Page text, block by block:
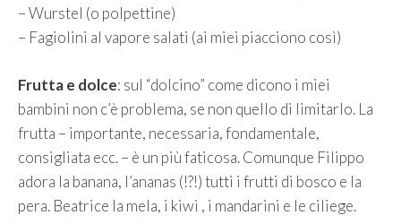
– Wurstel (o polpettine)
– Fagiolini al vapore salati (ai miei piacciono così)
Frutta e dolce: sul “dolcino” come dicono i miei
bambini non c’è problema, se non quello di limitarlo. La
frutta – importante, necessaria, fondamentale,
consigliata ecc. – è un più faticosa. Comunque Filippo
adora la banana, l’ananas (!?!) tutti i frutti di bosco e la
pera. Beatrice la mela, i kiwi , i mandarini e le ciliege.